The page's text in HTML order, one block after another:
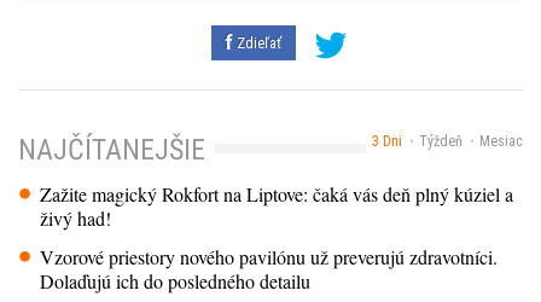
Zdieľať
3 Dni Týždeň Mesiac
NAJČÍTANEJŠIE
Zažite magický Rokfort na Liptove: čaká vás deň plný kúziel a
živý had!
Vzorové priestory nového pavilónu už preverujú zdravotníci.
Dolaďujú ich do posledného detailu